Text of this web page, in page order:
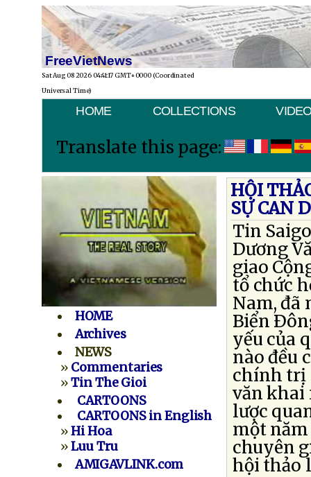
FreeVietNews
Sat Aug 08 2026 04:41:17 GMT+0000 (Coordinated
Universal Time)
HOME COLLECTIONS
Translate this page:
HOME
Archives
NEWS
» Commentaries
»Tin The Gioi
CARTOONS
CARTOONS in English
»Hi Hoa
»Luu Tru
AMIGAVLINK.com
HỘI
SỰ CAN
Tin
Dương
giao
tổ chức
Nam, đã
Biển
yếu của
nào đều
chính trị
văn khai
lược
một năm
chuyên
hội thảo